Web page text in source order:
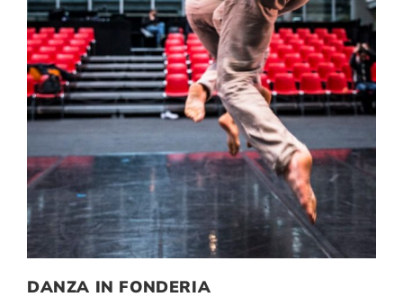
DANZA IN FONDERIA